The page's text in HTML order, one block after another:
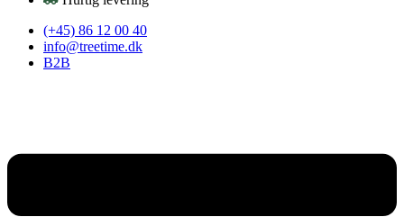
(+45) 86 12 00 40
info@treetime.dk
B2B